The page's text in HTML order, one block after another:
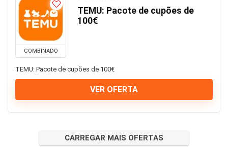
COMBINADO
TEMU: Pacote de cupões de
100€
TEMU: Pacote de cupões de 100€
VER OFERTA
CARREGAR MAIS OFERTAS